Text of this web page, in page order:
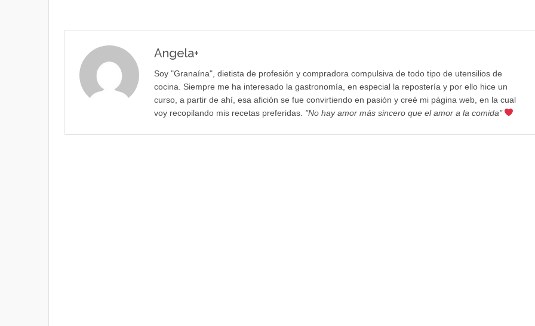
Angela+
Soy "Granaína", dietista de profesión y compradora compulsiva de todo tipo de utensilios de
cocina. Siempre me ha interesado la gastronomía, en especial la repostería y por ello hice un
curso, a partir de ahí, esa afición se fue convirtiendo en pasión y creé mi página web, en la cual
voy recopilando mis recetas preferidas. "No hay amor más sincero que el amor a la comida"